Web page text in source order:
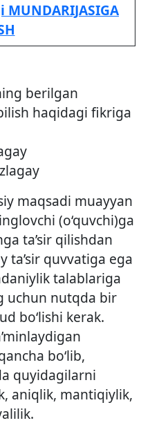
berilgan
haqidagi fikriga
maqsadi muayyan
(o‘quvchi)ga
ta’sir qilishdan
ta’sir quvvatiga ega
talablariga
uchun nutqda bir
bo‘lishi kerak.
bo‘lib,
quyidagilarni
aniqlik, mantiqiylik,